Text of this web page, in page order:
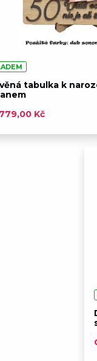
tabulka k
Kč